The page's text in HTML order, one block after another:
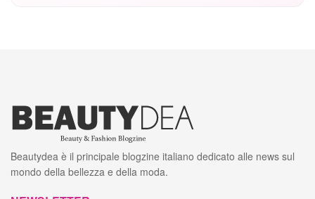
Beautydea è il principale blogzine italiano dedicato alle news sul
mondo della bellezza e della moda.